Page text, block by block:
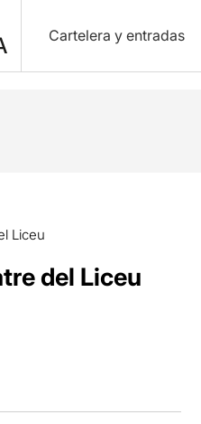
Cartelera y entradas
Liceu
del Liceu